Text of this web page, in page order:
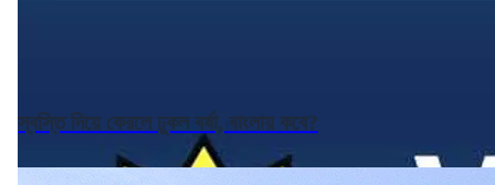
স্বস্তি দিয়ে কেরলে ঢুকল বর্ষা, বাংলায় কবে?